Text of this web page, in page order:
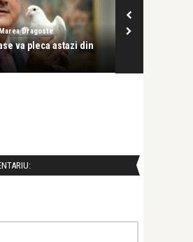
Dragoste
va pleca astazi din